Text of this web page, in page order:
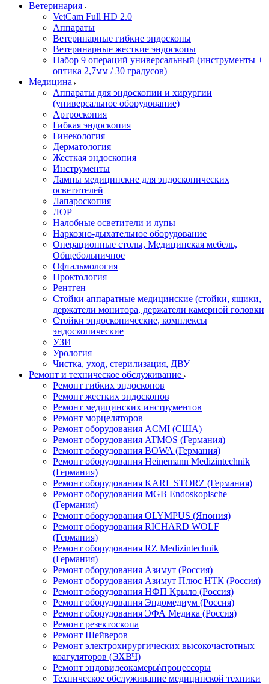
Ветеринария
VetCam Full HD 2.0
Аппараты
Ветеринарные гибкие эндоскопы
Ветеринарные жесткие эндоскопы
Набор 9 операций универсальный (инструменты +
оптика 2,7мм / 30 градусов)
Медицина
Аппараты для эндоскопии и хирургии
(универсальное оборудование)
Артроскопия
Гибкая эндоскопия
Гинекология
Дерматология
Жесткая эндоскопия
Инструменты
Лампы медицинские для эндоскопических
осветителей
Лапароскопия
ЛОР
Налобные осветители и лупы
Наркозно-дыхательное оборудование
Операционные столы, Медицинская мебель,
Общебольничное
Офтальмология
Проктология
Рентген
Стойки аппаратные медицинские (стойки, ящики,
держатели монитора, держатели камерной головки
Стойки эндоскопические, комплексы
эндоскопические
УЗИ
Урология
Чистка, уход, стерилизация, ДВУ
Ремонт и техническое обслуживание
Ремонт гибких эндоскопов
Ремонт жестких эндоскопов
Ремонт медицинских инструментов
Ремонт морцеляторов
Ремонт оборудования ACMI (США)
Ремонт оборудования ATMOS (Германия)
Ремонт оборудования BOWA (Германия)
Ремонт оборудования Heinemann Medizintechnik
(Германия)
Ремонт оборудования KARL STORZ (Германия)
Ремонт оборудования MGB Endoskopische
(Германия)
Ремонт оборудования OLYMPUS (Япония)
Ремонт оборудования RICHARD WOLF
(Германия)
Ремонт оборудования RZ Medizintechnik
(Германия)
Ремонт оборудования Азимут (Россия)
Ремонт оборудования Азимут Плюс НТК (Россия)
Ремонт оборудования НФП Крыло (Россия)
Ремонт оборудования Эндомедиум (Россия)
Ремонт оборудования ЭФА Медика (Россия)
Ремонт резектоскопа
Ремонт Шейверов
Ремонт электрохирургических высокочастотных
коагуляторов (ЭХВЧ)
Ремонт эндовидеокамеры\процессоры
Техническое обслуживание медицинской техники